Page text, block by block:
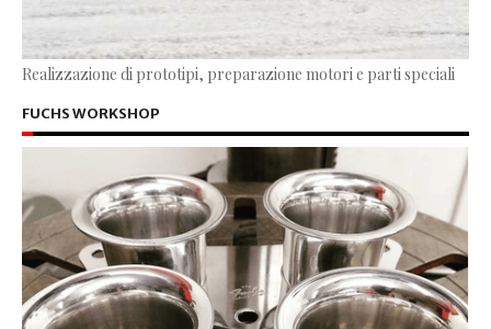
Realizzazione di prototipi, preparazione motori e parti speciali
FUCHS WORKSHOP